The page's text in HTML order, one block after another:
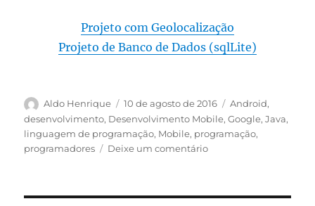
Projeto com Geolocalização
Projeto de Banco de Dados (sqlLite)
Autor
Aldo Henrique
Publicado
em
10 de agosto de 2016 Categorias
Android,
desenvolvimento, Desenvolvimento Mobile,Google,Java,
linguagem de programação, Mobile, programação,
programadores
Deixe um comentárioem